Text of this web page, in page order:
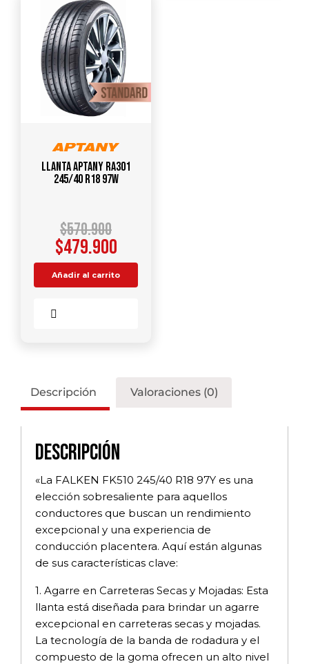
Llanta APTANY RA301
245/40 R18 97W
$570.900
$479.900
Añadir al carrito
Descripción Valoraciones (0)
Descripción
«La FALKEN FK510 245/40 R18 97Y es una
elección sobresaliente para aquellos
conductores que buscan un rendimiento
excepcional y una experiencia de
conducción placentera. Aquí están algunas
de sus características clave:
1. Agarre en Carreteras Secas y Mojadas: Esta
llanta está diseñada para brindar un agarre
excepcional en carreteras secas y mojadas.
La tecnología de la banda de rodadura y el
compuesto de la goma ofrecen un alto nivel